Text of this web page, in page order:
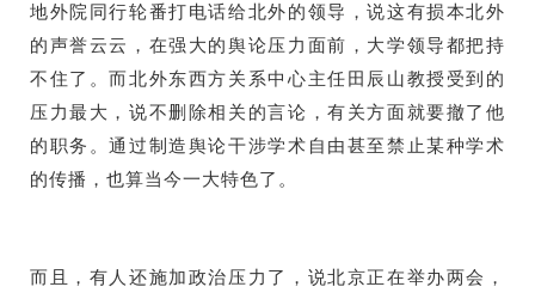
地外院同行轮番打电话给北外的领导，说这有损本北外
的声誉云云，在强大的舆论压力面前，大学领导都把持
不住了。而北外东西方关系中心主任田辰山教授受到的
压力最大，说不删除相关的言论，有关方面就要撤了他
的职务。通过制造舆论干涉学术自由甚至禁止某种学术
的传播，也算当今一大特色了。
而且，有人还施加政治压力了，说北京正在举办两会，